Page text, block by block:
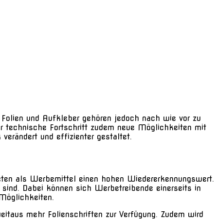
und Aufkleber gehören jedoch nach wie vor zu
technische Fortschritt zudem neue Möglichkeiten mit
und effizienter gestaltet.
als Werbemittel einen hohen Wiedererkennungswert.
Dabei können sich Werbetreibende einerseits in
mehr Folienschriften zur Verfügung. Zudem wird